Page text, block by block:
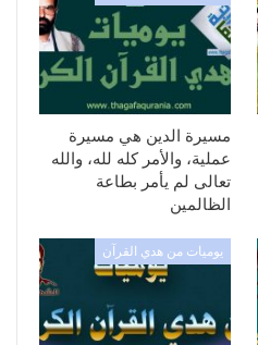
مسيرة الدين هي مسيرة
عملية، والأمر كله لله، والله
تعالى لم يأمر بطاعة
الظالمين
يوميات من هدي القرآن